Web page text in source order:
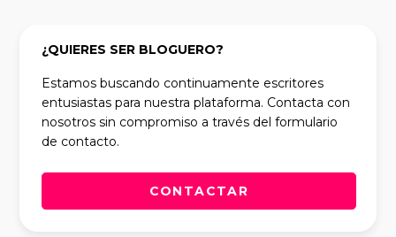
¿QUIERES SER BLOGUERO?
Estamos buscando continuamente escritores
entusiastas para nuestra plataforma. Contacta con
nosotros sin compromiso a través del formulario
de contacto.
CONTACTAR